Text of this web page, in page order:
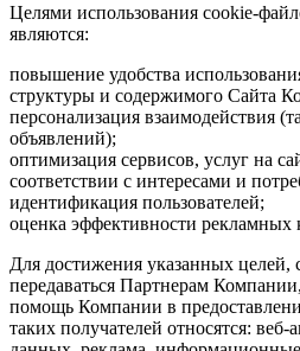
Целями использования cookie-
являются:
повышение удобства
структуры и содержимого Сайта
персонализация взаимодействия
объявлений);
оптимизация сервисов, услуг на
соответствии с интересами и
идентификация пользователей;
оценка эффективности рекламных
Для достижения указанных
передаваться Партнерам
помощь Компании в
таких получателей относятся: веб-